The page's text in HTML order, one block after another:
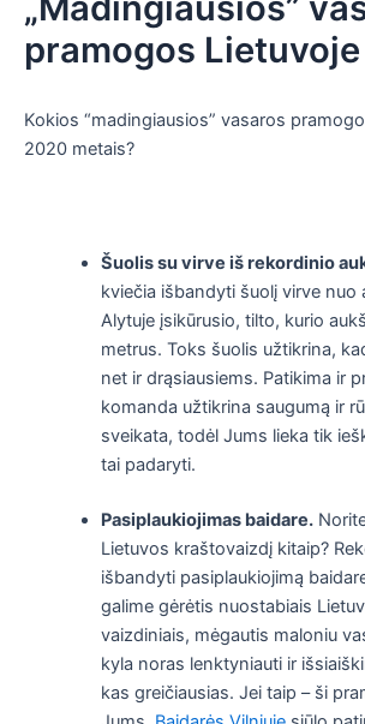
pramogos Lietuvoje
Kokios “madingiausios” vasaros
2020 metais?
Šuolis su virve iš rekordinio
kviečia išbandyti šuolį virve nuo
Alytuje įsikūrusio, tilto, kurio
metrus. Toks šuolis užtikrina,
net ir drąsiausiems. Patikima ir
komanda užtikrina saugumą ir
sveikata, todėl Jums lieka tik
tai padaryti.
Pasiplaukiojimas baidare.
Lietuvos kraštovaizdį kitaip?
išbandyti pasiplaukiojimą
galime gėrėtis nuostabiais
vaizdiniais, mėgautis maloniu
kyla noras lenktyniauti ir
kas greičiausias. Jei taip – ši